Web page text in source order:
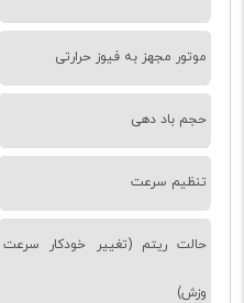
موتور مجهز به فیوز حرارتی
حجم باد دهی
تنظیم سرعت
حالت ریتم (تغییر خودکار سرعت
وزش)